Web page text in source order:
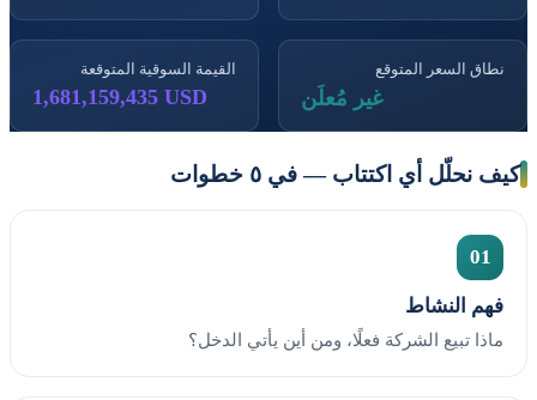
نطاق السعر المتوقع
غير مُعلَن
القيمة السوقية المتوقعة
1,681,159,435 USD
كيف نحلّل أي اكتتاب — في ٥ خطوات
01
فهم النشاط
ماذا تبيع الشركة فعلًا، ومن أين يأتي الدخل؟